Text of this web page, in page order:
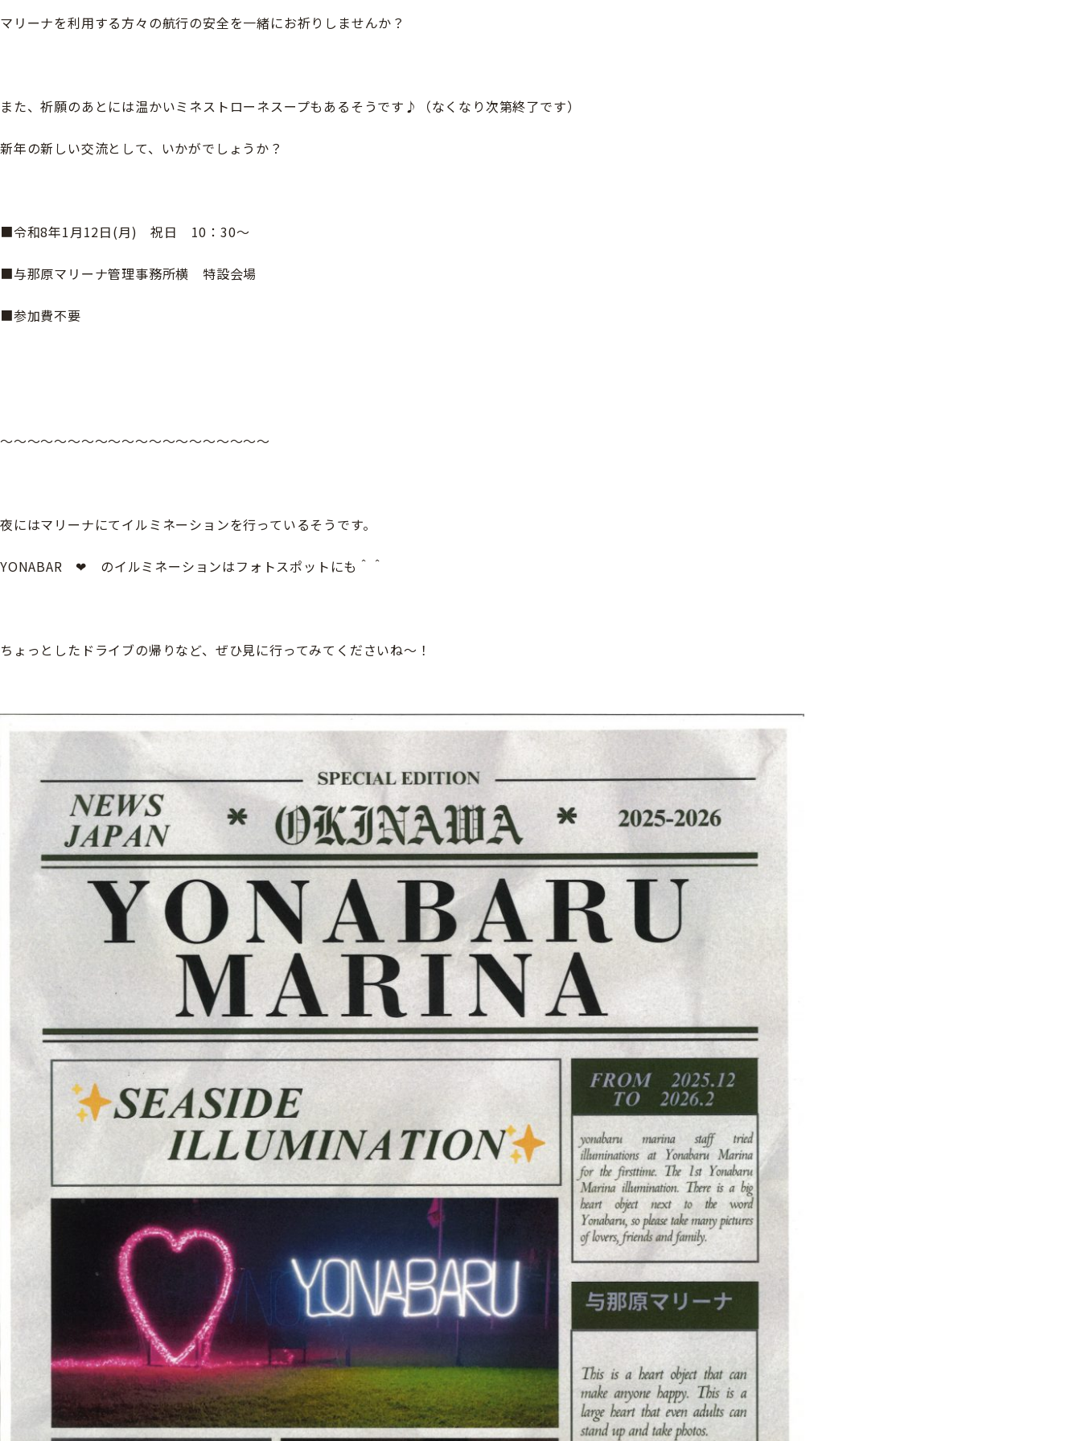
マリーナを利用する方々の航行の安全を一緒にお祈りしませんか？
また、祈願のあとには温かいミネストローネスープもあるそうです♪（なくなり次第終了です）
新年の新しい交流として、いかがでしょうか？
■令和8年1月12日(月) 祝日 10：30～
■与那原マリーナ管理事務所横 特設会場
■参加費不要
～～～～～～～～～～～～～～～～～～～～
夜にはマリーナにてイルミネーションを行っているそうです。
YONABAR ❤ のイルミネーションはフォトスポットにも＾＾
ちょっとしたドライブの帰りなど、ぜひ見に行ってみてくださいね～！